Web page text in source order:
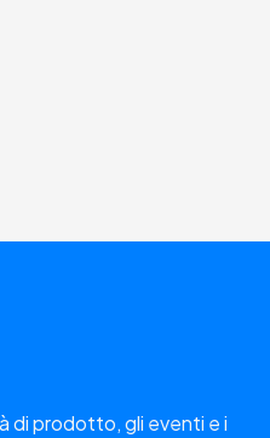
di prodotto, gli eventi e i